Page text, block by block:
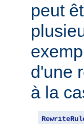
peut
d'une
à la